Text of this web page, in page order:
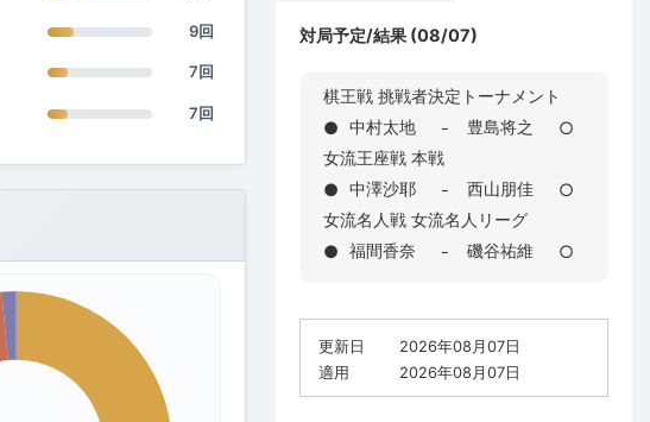
9回
7回
7回
対局予定/結果 (08/07)
棋王戦 挑戦者決定トーナメント
● 中村太地 - 豊島将之
○
女流王座戦 本戦
● 中澤沙耶 - 西山朋佳
○
女流名人戦 女流名人リーグ
● 福間香奈 - 磯谷祐維 ○
更新日
2026年08月07日
適用
2026年08月07日